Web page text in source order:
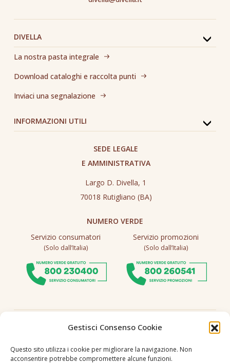
Gestisci Consenso Cookie
Questo sito utilizza i cookie per migliorare la navigazione. Non
acconsentire potrebbe compromettere alcune funzioni.
DIVELLA
La nostra pasta integrale
Download cataloghi e raccolta punti
Inviaci una segnalazione
INFORMAZIONI UTILI
SEDE LEGALE
E AMMINISTRATIVA
Largo D. Divella, 1
70018 Rutigliano (BA)
NUMERO VERDE
Servizio consumatori
(Solo dall’Italia)
Servizio promozioni
(Solo dall’Italia)
Seguici